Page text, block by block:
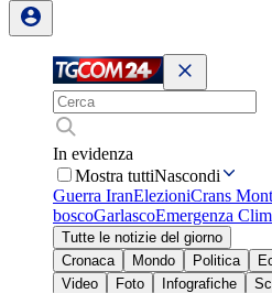
In evidenza
Mostra tuttiNascondi
Guerra IranElezioniCrans
boscoGarlascoEmergenza
Tutte le notizie del giorno
Cronaca
Mondo Politica
Video
Foto Infografiche